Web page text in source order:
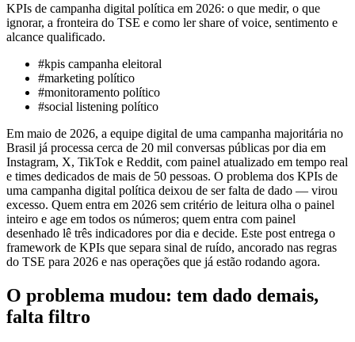
KPIs de campanha digital política em 2026: o que medir, o que
ignorar, a fronteira do TSE e como ler share of voice, sentimento e
alcance qualificado.
#kpis campanha eleitoral
#marketing político
#monitoramento político
#social listening político
Em maio de 2026, a equipe digital de uma campanha majoritária no
Brasil já processa cerca de 20 mil conversas públicas por dia em
Instagram, X, TikTok e Reddit, com painel atualizado em tempo real
e times dedicados de mais de 50 pessoas. O problema dos KPIs de
uma campanha digital política deixou de ser falta de dado — virou
excesso. Quem entra em 2026 sem critério de leitura olha o painel
inteiro e age em todos os números; quem entra com painel
desenhado lê três indicadores por dia e decide. Este post entrega o
framework de KPIs que separa sinal de ruído, ancorado nas regras
do TSE para 2026 e nas operações que já estão rodando agora.
O problema mudou: tem dado demais,
falta filtro